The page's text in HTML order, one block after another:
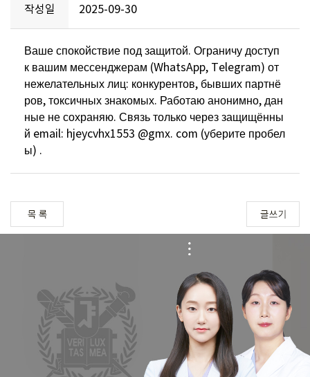
작성일 2025-09-30
Ваше спокойствие под защитой. Ограничу доступ
к вашим мессенджерам (WhatsApp, Telegram) от
нежелательных лиц: конкурентов, бывших партнё
ров, токсичных знакомых. Работаю анонимно, дан
ные не сохраняю. Связь только через защищённы
й email: hjeycvhx1553 @gmx. com (уберите пробел
ы) .